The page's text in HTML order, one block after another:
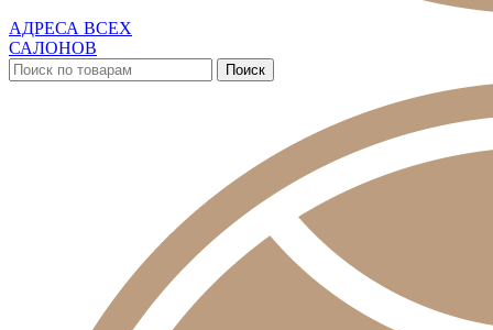
АДРЕСА ВСЕХ
САЛОНОВ